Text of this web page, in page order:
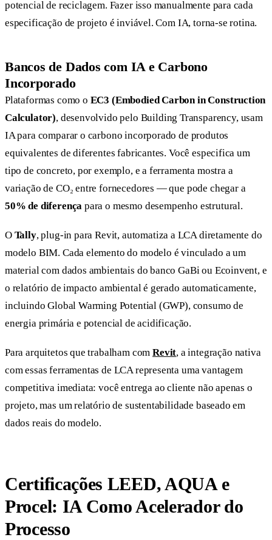
potencial de reciclagem. Fazer isso manualmente para cada
especificação de projeto é inviável. Com IA, torna-se rotina.
Bancos de Dados com IA e Carbono
Incorporado
Plataformas como o EC3 (Embodied Carbon in Construction
Calculator), desenvolvido pelo Building Transparency, usam
IA para comparar o carbono incorporado de produtos
equivalentes de diferentes fabricantes. Você especifica um
tipo de concreto, por exemplo, e a ferramenta mostra a
variação de CO₂ entre fornecedores — que pode chegar a
50% de diferença para o mesmo desempenho estrutural.
O Tally, plug-in para Revit, automatiza a LCA diretamente do
modelo BIM. Cada elemento do modelo é vinculado a um
material com dados ambientais do banco GaBi ou Ecoinvent, e
o relatório de impacto ambiental é gerado automaticamente,
incluindo Global Warming Potential (GWP), consumo de
energia primária e potencial de acidificação.
Para arquitetos que trabalham comRevit, a integração nativa
com essas ferramentas de LCA representa uma vantagem
competitiva imediata: você entrega ao cliente não apenas o
projeto, mas um relatório de sustentabilidade baseado em
dados reais do modelo.
Certificações LEED, AQUA e
Procel: IA Como Acelerador do
Processo